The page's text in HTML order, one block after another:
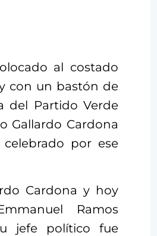
al costado
con un bastón de
del Partido Verde
Gallardo Cardona
por ese
Cardona y hoy
Ramos
jefe político fue